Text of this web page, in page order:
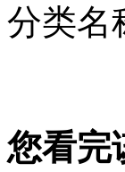
女孩北京地
外交部：反
分类名
您看完